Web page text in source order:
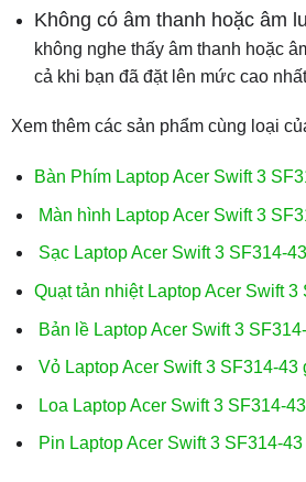
Không có âm thanh hoặc âm
không nghe thấy âm thanh hoặc
cả khi bạn đã đặt lên mức cao
Xem thêm các sản phẩm cùng loại
Bàn Phím Laptop Acer Swift 3
Màn hình Laptop Acer Swift 3
Sạc Laptop Acer Swift 3 SF314-
Quạt tản nhiệt Laptop Acer Swift 3
Bản lề Laptop Acer Swift 3
Vỏ Laptop Acer Swift 3 SF314-43
Loa Laptop Acer Swift 3 SF314-
Pin Laptop Acer Swift 3 SF314-